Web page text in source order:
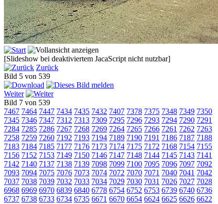
[Slideshow bei deaktiviertem JacaScript nicht nutzbar]
Zurück
Bild 5 von 539
Weiter
Bild 7 von 539
7467 7464 7447 7434 7435 7432 7407 7378 7375 7348 7349 7350
7345 7346 7347 7312 7313 7309 7295 7296 7293 7294 7290 7291
7284 7285 7286 7267 7268 7269 7264 7265 7266 7261 7262 7263
7258 7259 7260 7192 7193 7194 7189 7190 7191 7186 7187 7188
7183 7184 7185 7177 7176 7173 7174 7175 7172 7168 7154 7155
7156 7152 7153 7149 7150 7146 7147 7148 7144 7145 7143 7141
7142 7140 7137 7138 7139 7098 7099 7100 7095 7096 7097 7092
7093 7094 7075 7076 7073 7074 7072 7070 7071 7040 7041 7042
7037 7038 7039 7032 7033 7034 7029 7030 7031 7026 7027 7028
6968 6969 6970 6839 6840 6778 6754 6752 6753 6739 6740 6736
6737 6738 6733 6734 6735 6671 6670 6654 6624 6625 6626 6622